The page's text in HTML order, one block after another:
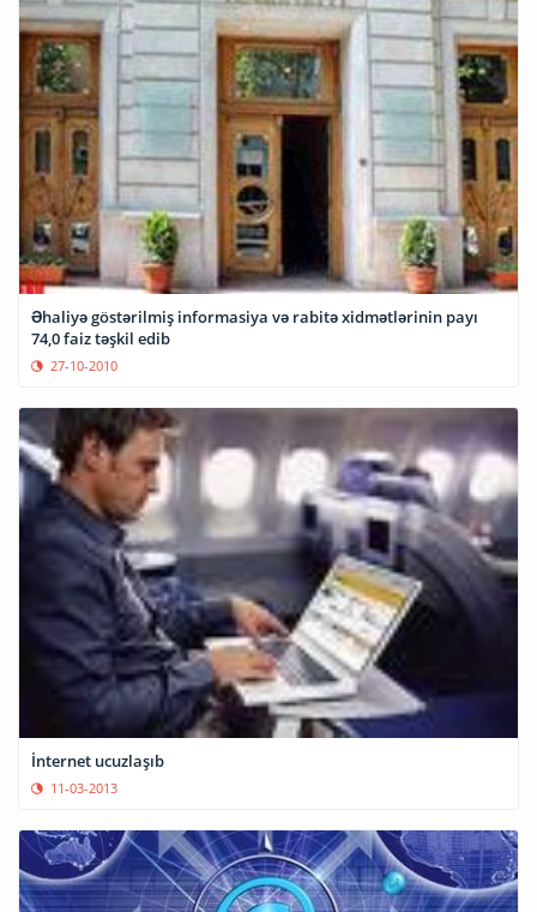
Əhaliyə göstərilmiş informasiya və rabitə xidmətlərinin payı
74,0 faiz təşkil edib
27-10-2010
İnternet ucuzlaşıb
11-03-2013